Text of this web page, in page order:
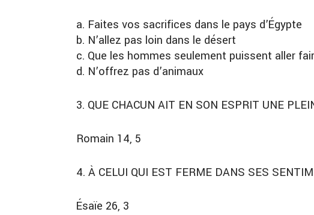
a. Faites vos sacrifices dans le pays d’Égypte
b. N’allez pas loin dans le désert
c. Que les hommes seulement puissent aller
d. N’offrez pas d’animaux
3. QUE CHACUN AIT EN SON ESPRIT UNE
Romain 14, 5
4. À CELUI QUI EST FERME DANS SES
Ésaïe 26, 3